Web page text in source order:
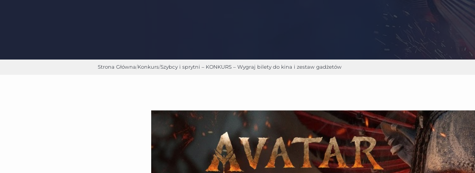
Strona Główna/Konkurs/Szybcy i sprytni – KONKURS – Wygraj bilety do kina i zestaw gadżetów